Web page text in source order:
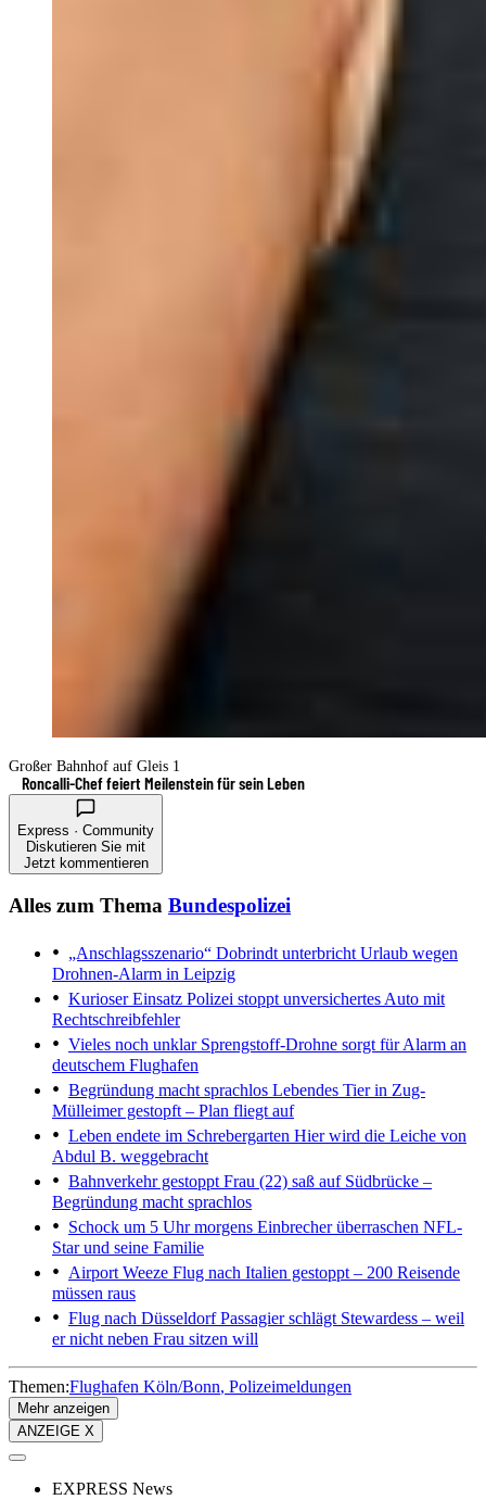
Großer Bahnhof auf Gleis 1
Roncalli-Chef feiert Meilenstein für sein Leben
Express · Community
Diskutieren Sie mit
Jetzt kommentieren
Alles zum Thema Bundespolizei
„Anschlagsszenario“ Dobrindt unterbricht Urlaub wegen
Drohnen-Alarm in Leipzig
Kurioser Einsatz Polizei stoppt unversichertes Auto mit
Rechtschreibfehler
Vieles noch unklarSprengstoff-Drohne sorgt für Alarm an
deutschem Flughafen
Begründung macht sprachlos Lebendes Tier in Zug-
Mülleimer gestopft – Plan fliegt auf
Leben endete im Schrebergarten Hier wird die Leiche von
Abdul B. weggebracht
Bahnverkehr gestoppt Frau (22) saß auf Südbrücke –
Begründung macht sprachlos
Schock um 5 Uhr morgens Einbrecher überraschen NFL-
Star und seine Familie
Airport Weeze Flug nach Italien gestoppt – 200 Reisende
müssen raus
Flug nach DüsseldorfPassagier schlägt Stewardess – weil
er nicht neben Frau sitzen will
Themen:Flughafen Köln/Bonn Polizeimeldungen
Mehr anzeigen
ANZEIGE X
EXPRESS News